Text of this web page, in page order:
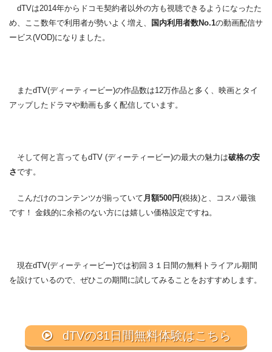
dTVは2014年からドコモ契約者以外の方も視聴できるようになったた
め、ここ数年で利用者が勢いよく増え、
国内利用者数No.1の動画配信サ
ービス(VOD)になりました。
またdTV(ディーティービー)の作品数は12万作品と多く、映画とタイ
アップしたドラマや動画も多く配信しています。
そして何と言ってもdTV (ディーティービー)の最大の魅力は破格の安
さです。
こんだけのコンテンツが揃っていて 月額500円(税抜)と、コスパ最強
です！ 金銭的に余裕のない方には嬉しい価格設定ですね。
現在dTV(ディーティービー)では初回３１日間の無料トライアル期間
を設けているので、ぜひこの期間に試してみることをおすすめします。
dTVの31日間無料体験はこちら